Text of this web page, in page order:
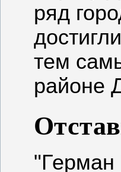
ряд
тем
районе
"Герман